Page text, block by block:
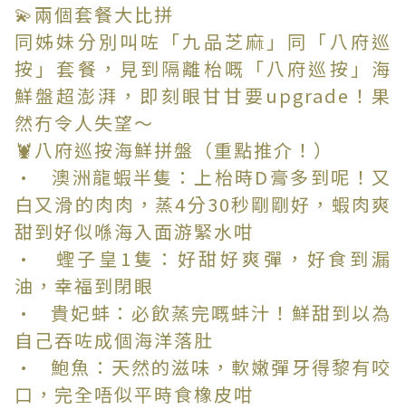
💫兩個套餐大比拼
同姊妹分別叫咗「九品芝麻」同「八府巡
按」套餐，見到隔離枱嘅「八府巡按」海
鮮盤超澎湃，即刻眼甘甘要upgrade！果
然冇令人失望～
🦞八府巡按海鮮拼盤（重點推介！）
• 澳洲龍蝦半隻：上枱時D膏多到呢！又
白又滑的肉肉，蒸4分30秒剛剛好，蝦肉爽
甜到好似喺海入面游緊水咁
• 蟶子皇1隻：好甜好爽彈，好食到漏
油，幸福到閉眼
• 貴妃蚌：必飲蒸完嘅蚌汁！鮮甜到以為
自己吞咗成個海洋落肚
• 鮑魚：天然的滋味，軟嫩彈牙得黎有咬
口，完全唔似平時食橡皮咁